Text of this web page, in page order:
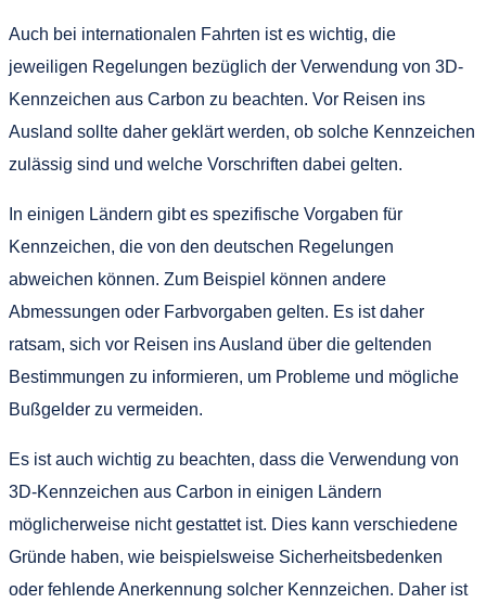
Auch bei internationalen Fahrten ist es wichtig, die
jeweiligen Regelungen bezüglich der Verwendung von 3D-
Kennzeichen aus Carbon zu beachten. Vor Reisen ins
Ausland sollte daher geklärt werden, ob solche Kennzeichen
zulässig sind und welche Vorschriften dabei gelten.
In einigen Ländern gibt es spezifische Vorgaben für
Kennzeichen, die von den deutschen Regelungen
abweichen können. Zum Beispiel können andere
Abmessungen oder Farbvorgaben gelten. Es ist daher
ratsam, sich vor Reisen ins Ausland über die geltenden
Bestimmungen zu informieren, um Probleme und mögliche
Bußgelder zu vermeiden.
Es ist auch wichtig zu beachten, dass die Verwendung von
3D-Kennzeichen aus Carbon in einigen Ländern
möglicherweise nicht gestattet ist. Dies kann verschiedene
Gründe haben, wie beispielsweise Sicherheitsbedenken
oder fehlende Anerkennung solcher Kennzeichen. Daher ist